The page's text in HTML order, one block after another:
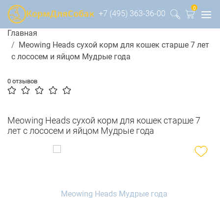
+7 (495) 363-36-00
0
Главная
Meowing Heads сухой корм для кошек старше 7 лет
с лососем и яйцом Мудрые года
0 отзывов
Meowing Heads сухой корм для кошек старше 7
лет с лососем и яйцом Мудрые года